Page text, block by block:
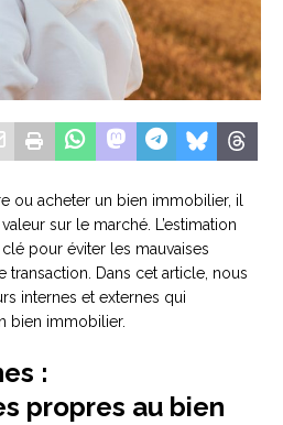
ou acheter un bien immobilier, il
sur le marché. L’estimation
pour éviter les mauvaises
Dans cet article, nous
internes et externes qui
bien immobilier.
:
propres au bien